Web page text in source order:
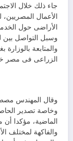
جاء ذلك خلال
الأعمال
الأراضى حول
وسبل التواصل بين
والمتابعة
الزراعى فى مصر
وقال المهندس
وخاصة تصدير
الماضية، مؤكدا
والفاكهة لمختلف